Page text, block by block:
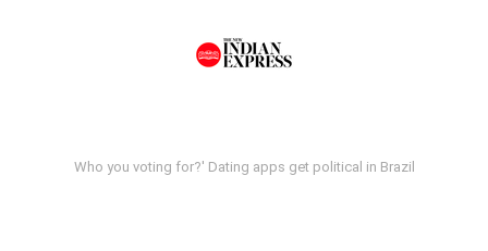
Who you voting for?' Dating apps get political in Brazil